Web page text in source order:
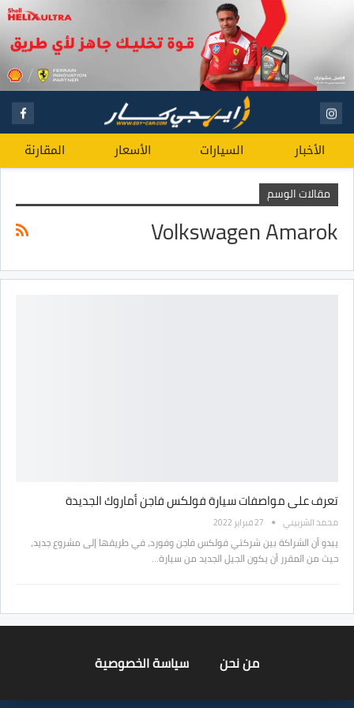
الأخبار السيارات الأسعار المقارنة
مقالات الوسم
Volkswagen Amarok
تعرف على مواصفات سيارة فولكس فاجن أماروك الجديدة
محمد الشربيني 27 فبراير 2022
يبدو أن الشراكة بين شركتي فولكس فاجن وفورد، في طريقها إلى مشروع جديد،
حيث من المقرر أن يكون الجيل الجديد من سيارة…
من نحن سياسة الخصوصية